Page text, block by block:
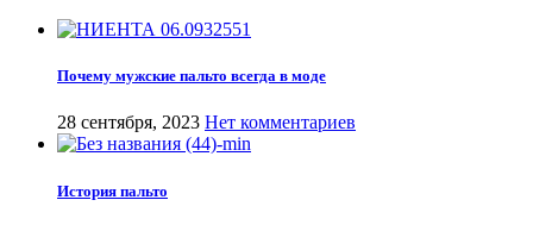
Почему мужские пальто всегда в моде
28 сентября, 2023 Нет комментариев
История пальто